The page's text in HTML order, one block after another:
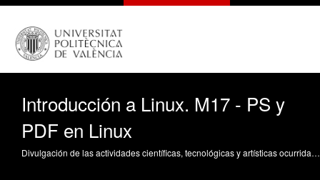
Introducción a Linux. M17 - PS y
PDF en Linux
Divulgación de las actividades científicas, tecnológicas y artísticas ocurridas en los tres campus de la UPV